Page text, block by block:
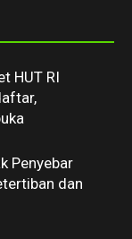
HUT RI
Penyebar
dan